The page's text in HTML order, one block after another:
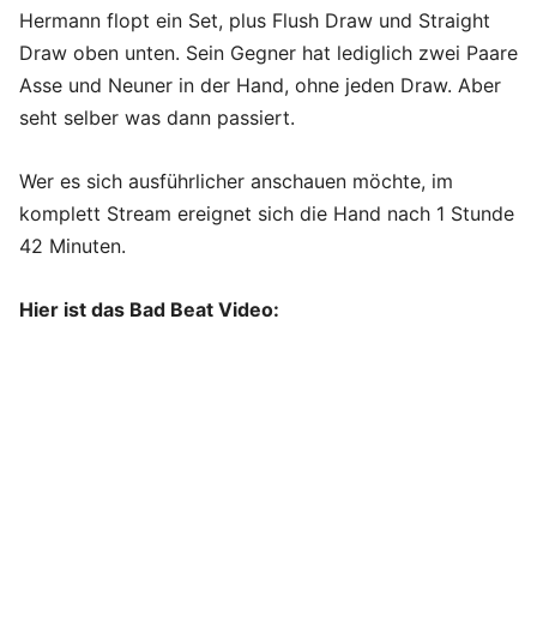
Hermann flopt ein Set, plus Flush Draw und Straight
Draw oben unten. Sein Gegner hat lediglich zwei Paare
Asse und Neuner in der Hand, ohne jeden Draw. Aber
seht selber was dann passiert.
Wer es sich ausführlicher anschauen möchte, im
komplett Stream ereignet sich die Hand nach 1 Stunde
42 Minuten.
Hier ist das Bad Beat Video: